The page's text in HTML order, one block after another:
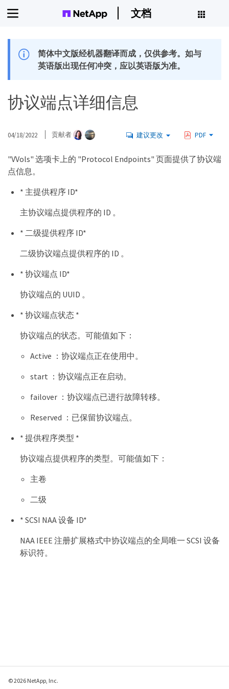
文档
简体中文版经机器翻译而成，仅供参考。如与
英语版出现任何冲突，应以英语版为准。
协议端点详细信息
04/18/2022 贡献者 建议更改 PDF
"VVols" 选项卡上的 "Protocol Endpoints" 页面提供了协议端
点信息。
* 主提供程序 ID*
主协议端点提供程序的 ID 。
* 二级提供程序 ID*
二级协议端点提供程序的 ID 。
* 协议端点 ID*
协议端点的 UUID 。
* 协议端点状态 *
协议端点的状态。可能值如下：
Active ：协议端点正在使用中。
start ：协议端点正在启动。
failover ：协议端点已进行故障转移。
Reserved ：已保留协议端点。
* 提供程序类型 *
协议端点提供程序的类型。可能值如下：
主卷
二级
* SCSI NAA 设备 ID*
NAA IEEE 注册扩展格式中协议端点的全局唯一 SCSI 设备
标识符。
© 2026 NetApp, Inc.